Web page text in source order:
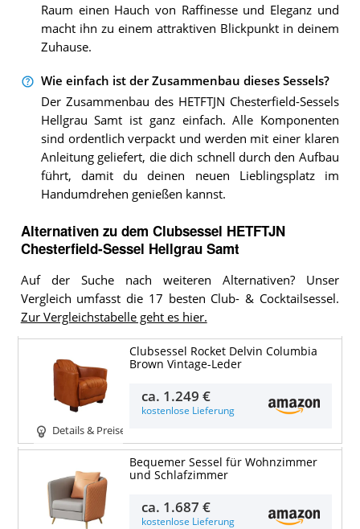
Raum einen Hauch von Raffinesse und Eleganz und
macht ihn zu einem attraktiven Blickpunkt in deinem
Zuhause.
Wie einfach ist der Zusammenbau dieses Sessels?
Der Zusammenbau des HETFTJN Chesterfield-Sessels
Hellgrau Samt ist ganz einfach. Alle Komponenten
sind ordentlich verpackt und werden mit einer klaren
Anleitung geliefert, die dich schnell durch den Aufbau
führt, damit du deinen neuen Lieblingsplatz im
Handumdrehen genießen kannst.
Alternativen zu dem Clubsessel HETFTJN
Chesterfield-Sessel Hellgrau Samt
Auf der Suche nach weiteren Alternativen? Unser
Vergleich umfasst die 17 besten Club- & Cocktailsessel.
Zur Vergleichstabelle geht es hier.
Details & Preise
Clubsessel Rocket Delvin Columbia
Brown Vintage-Leder
ca. 1.249 €
kostenlose Lieferung
Bequemer Sessel für Wohnzimmer
und Schlafzimmer
ca. 1.687 €
kostenlose Lieferung